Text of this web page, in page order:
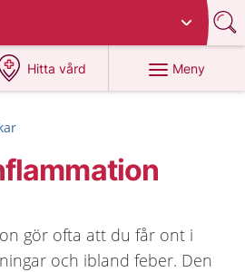
Hitta vård
på 1177.se
Meny
gör ofta att du får ont i
och ibland feber. Den